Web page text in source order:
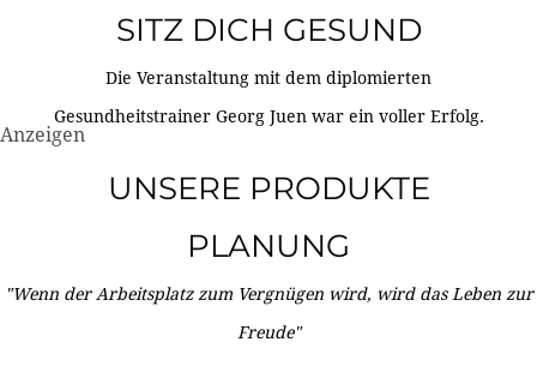
SITZ DICH GESUND
Die Veranstaltung mit dem diplomierten
Gesundheitstrainer Georg Juen war ein voller Erfolg.
Anzeigen
UNSERE PRODUKTE
PLANUNG
"Wenn der Arbeitsplatz zum Vergnügen wird, wird das Leben zur
Freude"